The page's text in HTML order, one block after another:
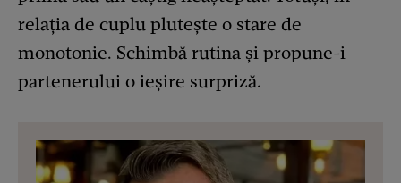
relația de cuplu plutește o stare de
monotonie. Schimbă rutina și propune-i
partenerului o ieșire surpriză.